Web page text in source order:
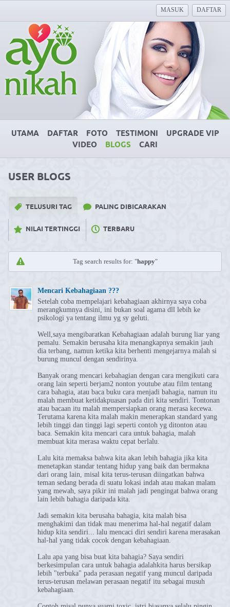
MASUK DAFTAR
UTAMA DAFTAR FOTO TESTIMONI
UPGRADE VIP
VIDEO
BLOGS CARI
USER BLOGS
TELUSURI TAG PALING DIBICARAKAN
NILAI TERTINGGI TERBARU
Tag search results for: "happy"
Mencari Kebahagiaan ???
Setelah coba mempelajari kebahagiaan akhirnya saya coba
merangkumnya disini, ini bukan soal agama dll lebih ke
psikologi ya tentang ilmu yg sy geluti.
Well,saya mengibaratkan Kebahagiaan adalah burung liar yang
pemalu. Semakin berusaha kita menangkapnya semakin jauh
dia terbang, namun ketika kita berhenti mengejarnya malah si
burung muncul dengan sendirinya.
Banyak orang mencari kebahagian dengan cara mengikuti cara
orang lain seperti berjam2 nonton youtube atau film tentang
cara bahagia, atau baca buku cara menjadi bahagia, namun itu
malah membuat ketidakpuasan pada diri kita sendiri. Tontonan
atau bacaan itu malah mempersiapkan orang merasa kecewa.
Terutama karena kita malah makin menerapkan standard yang
lebih tinggi dan tinggi lagi seperti contoh yg ditonton atau
baca. Semakin kita mencari cara untuk bahagia, malah
membuat kita merasa waktu cepat berlalu.
Lalu kita memaksa bahwa kita akan lebih bahagia jika kita
menetapkan standar tentang hidup yang baik dan bermakna
dari orang lain, misal kita terus-terusan diingatkan bahwa
teman sedang berada di suatu lokasi indah atau makan malam
yang mewah, saya pikir ini malah jadi pengingat bahwa orang
lain lebih bahagia daripada kita.
Jadi semakin kita berusaha bahagia, kita malah bisa
menghakimi dan tidak mau menerima hal-hal negatif dalam
hidup kita sendiri... lalu mencaci diri sendiri karena merasakan
hal-hal yang tidak cocok dengan kebahagiaan.
Lalu apa yang bisa buat kita bahagia? Saya sendiri
berkesimpulan cara untuk bahagia adalahkita harus bersikap
lebih "terbuka" pada perasaan negatif yang muncul daripada
terus-terusan melawan perasaan negatif itu sebagai musuh
kebahagiaan.